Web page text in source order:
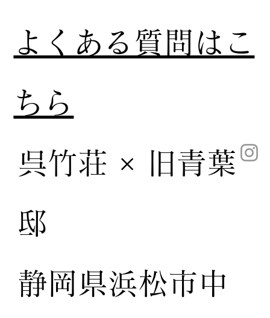
呉竹荘 × 旧青葉
邸
静岡県浜松市中
​よくある質問はこ
ちら